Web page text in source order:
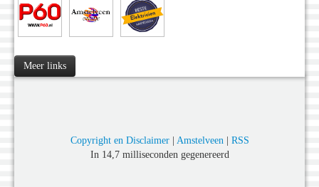
Meer links
Copyright en Disclaimer| Amstelveen| RSS
In 14,7 milliseconden gegenereerd